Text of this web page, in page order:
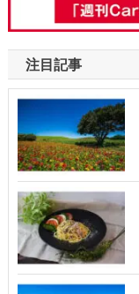
注目記事